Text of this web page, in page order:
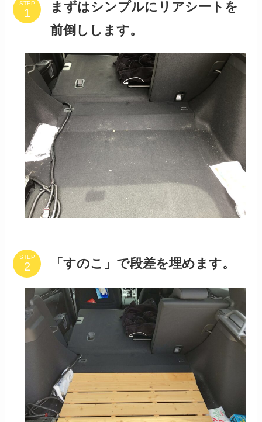
STEP
まずはシンプルにリアシートを
前倒しします。
STEP 「すのこ」で段差を埋めます。